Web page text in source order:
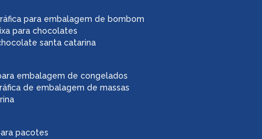
gráfica para embalagem de bombom
para chocolates
santa catarina
embalagem de congelados
gráfica de embalagem de massas
pacotes